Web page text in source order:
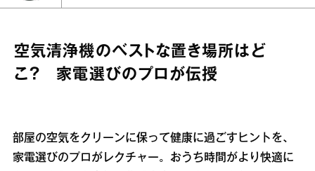
空気清浄機のベストな置き場所はど
こ？ 家電選びのプロが伝授
部屋の空気をクリーンに保って健康に過ごすヒントを、
家電選びのプロがレクチャー。おうち時間がより快適に